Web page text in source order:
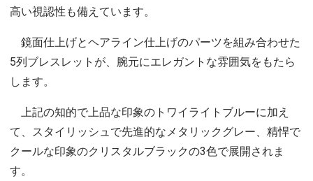
高い視認性も備えています。
鏡面仕上げとヘアライン仕上げのパーツを組み合わせた
5列ブレスレットが、腕元にエレガントな雰囲気をもたら
します。
上記の知的で上品な印象のトワイライトブルーに加え
て、スタイリッシュで先進的なメタリックグレー、精悍で
クールな印象のクリスタルブラックの3色で展開されま
す。